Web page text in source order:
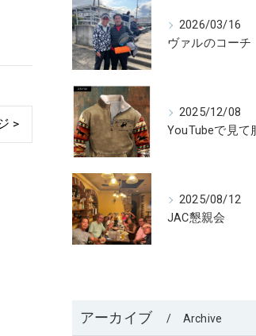
>
2026/03/16
ヴァルのコーチ
2025/12/08
2025/08/12
JAC懇親会
アーカイブ Archive